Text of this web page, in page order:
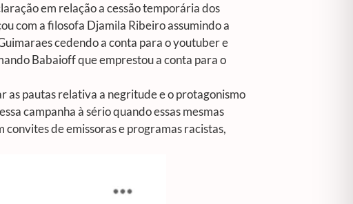
em relação a cessão temporária dos
com a filosofa Djamila Ribeiro assumindo a
cedendo a conta para o youtuber e
Babaioff que emprestou a conta para o
pautas relativa a negritude e o protagonismo
campanha à sério quando essas mesmas
de emissoras e programas racistas,